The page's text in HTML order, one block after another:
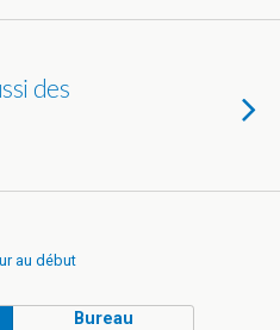
des
au début
Bureau